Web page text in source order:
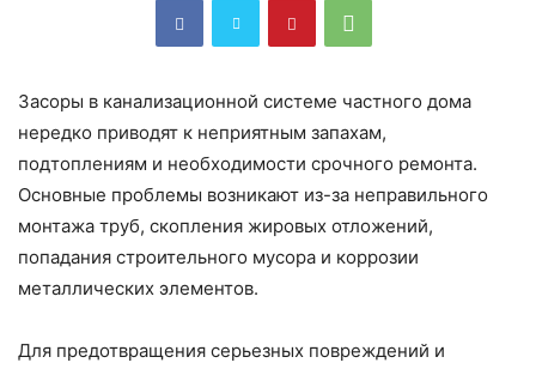
Засоры в канализационной системе частного дома
нередко приводят к неприятным запахам,
подтоплениям и необходимости срочного ремонта.
Основные проблемы возникают из-за неправильного
монтажа труб, скопления жировых отложений,
попадания строительного мусора и коррозии
металлических элементов.
Для предотвращения серьезных повреждений и